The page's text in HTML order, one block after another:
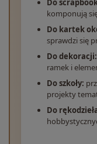
Do
komponują
Do kartek
sprawdzi się
Do dekoracji:
ramek i
Do szkoły:
projekty
Do